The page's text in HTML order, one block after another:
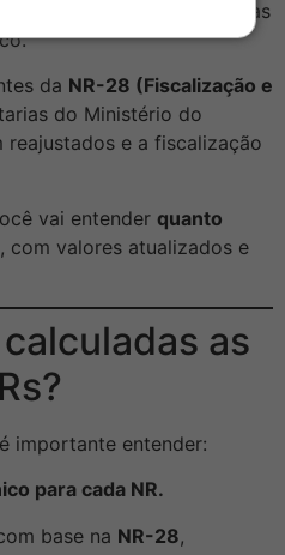
— e muitas empresas
da NR-28 (Fiscalização e
do Ministério do
reajustados e a fiscalização
vai entenderquanto
, com valores atualizados e
as
importante entender:
para cada NR.
base na NR-28,